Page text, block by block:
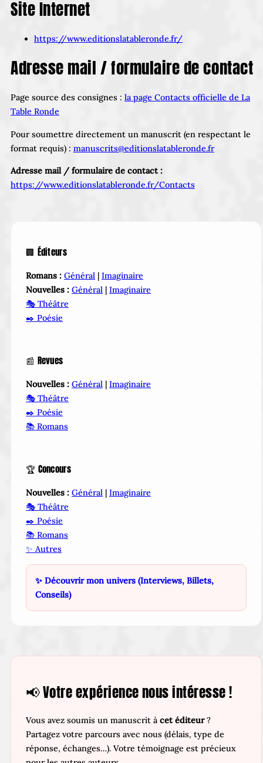
Site Internet
https://www.editionslatableronde.fr/
Adresse mail / formulaire de contact
Page source des consignes : la page Contacts officielle de La
Table Ronde
Pour soumettre directement un manuscrit (en respectant le
format requis) : manuscrits@editionslatableronde.fr
Adresse mail / formulaire de contact :
https://www.editionslatableronde.fr/Contacts
🏢 Éditeurs
Romans : Général | Imaginaire
Nouvelles : Général | Imaginaire
🎭 Théâtre
✒️ Poésie
📰 Revues
Nouvelles : Général | Imaginaire
🎭 Théâtre
✒️ Poésie
📚 Romans
🏆 Concours
Nouvelles : Général | Imaginaire
🎭 Théâtre
✒️ Poésie
📚 Romans
✨ Autres
✨ Découvrir mon univers (Interviews, Billets,
Conseils)
📢 Votre expérience nous intéresse !
Vous avez soumis un manuscrit à cet éditeur?
Partagez votre parcours avec nous (délais, type de
réponse, échanges…). Votre témoignage est précieux